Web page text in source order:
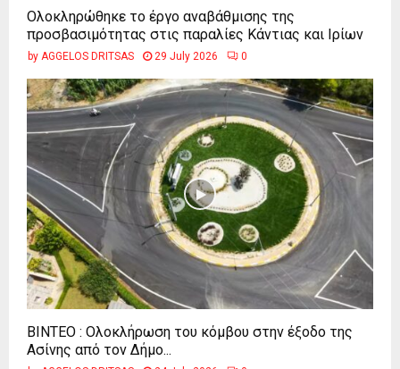
Ολοκληρώθηκε το έργο αναβάθμισης της
προσβασιμότητας στις παραλίες Κάντιας και Ιρίων
by AGGELOS DRITSAS 29 July 2026 0
ΒΙΝΤΕΟ : Ολοκλήρωση του κόμβου στην έξοδο της
Ασίνης από τον Δήμο...